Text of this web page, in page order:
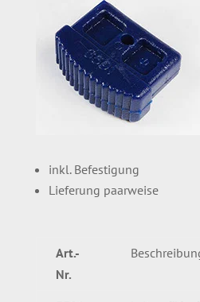
inkl. Befestigung
Lieferung paarweise
Art.-
Nr.